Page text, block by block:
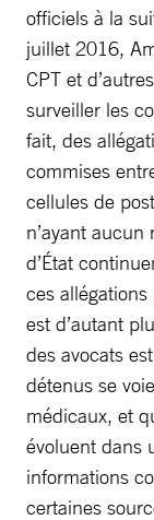
officiels à la
juillet 2016,
CPT et
surveiller les
fait, des
commises
cellules de
n’ayant
d’État
ces
est d’autant
des avocats
détenus se
médicaux, et
évoluent dans
informations
certaines